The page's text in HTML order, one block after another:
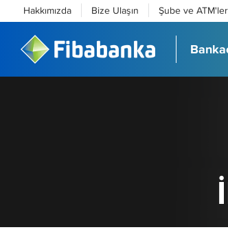
Hakkımızda Bize Ulaşın Şube ve ATM'ler